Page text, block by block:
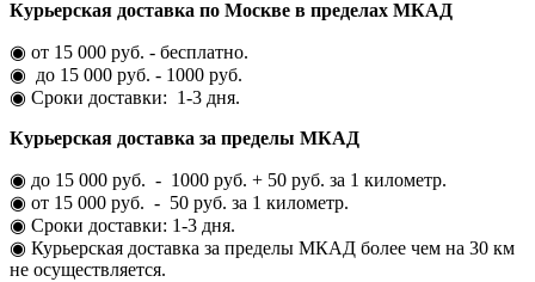
Курьерская доставка по Москве в пределах МКАД
◉ от 15 000 руб. - бесплатно.
◉ до 15 000 руб. - 1000 руб.
◉ Сроки доставки: 1-3 дня.
Курьерская доставка за пределы МКАД
◉ до 15 000 руб. - 1000 руб. + 50 руб. за 1 километр.
◉ от 15 000 руб. - 50 руб. за 1 километр.
◉ Сроки доставки: 1-3 дня.
◉ Курьерская доставка за пределы МКАД более чем на 30 км
не осуществляется.